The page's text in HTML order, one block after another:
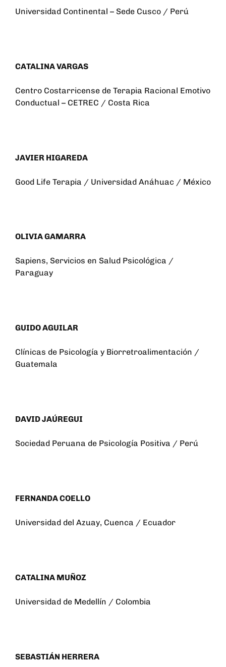
Universidad Continental – Sede Cusco / Perú
CATALINA VARGAS
Centro Costarricense de Terapia Racional Emotivo
Conductual – CETREC / Costa Rica
JAVIER HIGAREDA
Good Life Terapia / Universidad Anáhuac / México
OLIVIA GAMARRA
Sapiens, Servicios en Salud Psicológica /
Paraguay
GUIDO AGUILAR
Clínicas de Psicología y Biorretroalimentación /
Guatemala
DAVID JAÚREGUI
Sociedad Peruana de Psicología Positiva / Perú
FERNANDA COELLO
Universidad del Azuay, Cuenca / Ecuador
CATALINA MUÑOZ
Universidad de Medellín / Colombia
SEBASTIÁN HERRERA